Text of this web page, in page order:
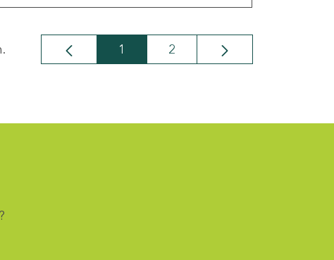
Seite
1 Seite
2